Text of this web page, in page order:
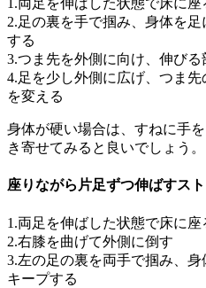
1.両足を伸ばした状態で床に座
2.足の裏を手で掴み、身体を
する
3.つま先を外側に向け、伸びる
4.足を少し外側に広げ、つま
を変える
身体が硬い場合は、すねに手
き寄せてみると良いでしょう。
座りながら片足ずつ伸ばすス
1.両足を伸ばした状態で床に座
2.右膝を曲げて外側に倒す
3.左の足の裏を両手で掴み、
キープする